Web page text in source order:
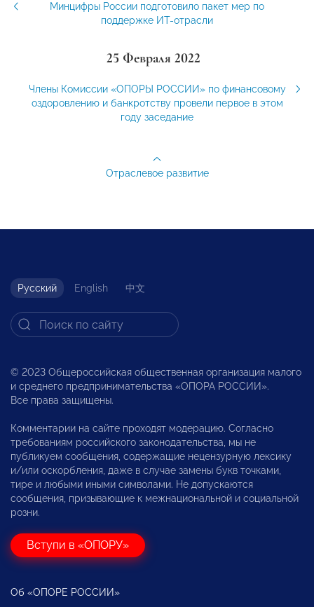
Минцифры России подготовило пакет мер по
поддержке ИТ-отрасли
25 Февраля 2022
Члены Комиссии «ОПОРЫ РОССИИ» по финансовому
оздоровлению и банкротству провели первое в этом
году заседание
Отраслевое развитие
Русский English 中文
© 2023 Общероссийская общественная организация малого
и среднего предпринимательства «ОПОРА РОССИИ».
Все права защищены.
Комментарии на сайте проходят модерацию. Согласно
требованиям российского законодательства, мы не
публикуем сообщения, содержащие нецензурную лексику
и/или оскорбления, даже в случае замены букв точками,
тире и любыми иными символами. Не допускаются
сообщения, призывающие к межнациональной и социальной
розни.
Вступи в «ОПОРУ»
Об «ОПОРЕ РОССИИ»